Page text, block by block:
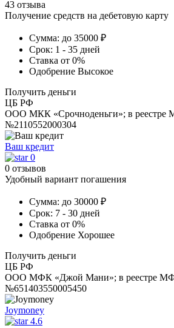
43 отзыва
Получение средств на дебетовую карту
Сумма: до 35000 ₽
Срок: 1 - 35 дней
Ставка от 0%
Одобрение Высокое
Получить деньги
ЦБ РФ
ООО МКК «Срочноденьги»; в
№2110552000304
Ваш кредит
0
0 отзывов
Удобный вариант погашения
Сумма: до 30000 ₽
Срок: 7 - 30 дней
Ставка от 0%
Одобрение Хорошее
Получить деньги
ЦБ РФ
ООО МФК «Джой Мани»; в реестре
№651403550005450
Joymoney
4.6